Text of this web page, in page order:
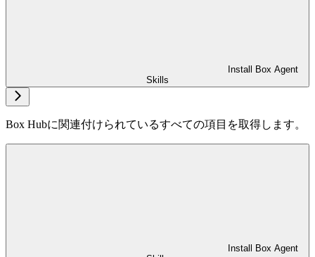
Install Box Agent
Skills
Box Hubに関連付けられているすべての項目を取得します。
Install Box Agent